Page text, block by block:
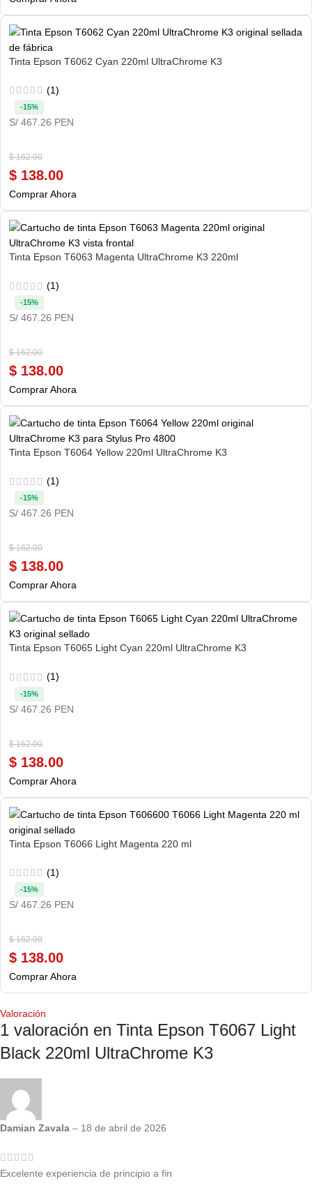
Tinta Epson T6062 Cyan 220ml UltraChrome K3
(1)
$162.00
$ 138.00
-15%
S/ 467.26 PEN
Comprar Ahora
Tinta Epson T6063 Magenta UltraChrome K3 220ml
(1)
$162.00
$ 138.00
-15%
S/ 467.26 PEN
Comprar Ahora
Tinta Epson T6064 Yellow 220ml UltraChrome K3
(1)
$162.00
$ 138.00
-15%
S/ 467.26 PEN
Comprar Ahora
Tinta Epson T6065 Light Cyan 220ml UltraChrome K3
(1)
$162.00
$ 138.00
-15%
S/ 467.26 PEN
Comprar Ahora
Tinta Epson T6066 Light Magenta 220 ml
(1)
$162.00
$ 138.00
-15%
S/ 467.26 PEN
Comprar Ahora
Valoración
1 valoración en Tinta Epson T6067 Light
Black 220ml UltraChrome K3
Damian Zavala – 18 de abril de 2026
Excelente experiencia de principio a fin